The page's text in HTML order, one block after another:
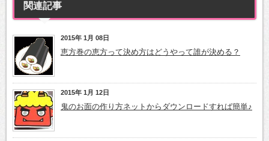
関連記事
2015年 1月 08日
恵方巻の恵方って決め方はどうやって誰が決める？
2015年 1月 12日
鬼のお面の作り方ネットからダウンロードすれば簡単♪